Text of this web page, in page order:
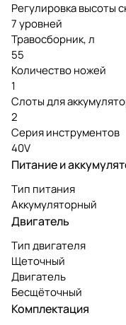
Регулировка высоты
7 уровней
Травосборник, л
55
Количество ножей
1
Слоты для
2
Серия инструментов
40V
Питание и
Тип питания
Аккумуляторный
Двигатель
Тип двигателя
Щеточный
Двигатель
Бесщёточный
Комплектация